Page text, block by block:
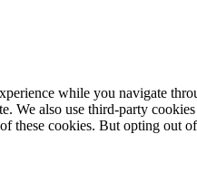
while you navigate
We also use third-party
these cookies. But opting out